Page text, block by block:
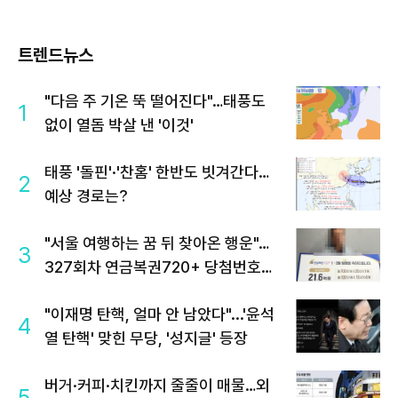
트렌드뉴스
1
"다음 주 기온 뚝 떨어진다"…태풍도
없이 열돔 박살 낸 '이것'
2
태풍 '돌핀'·'찬홈' 한반도 빗겨간다…
예상 경로는?
3
"서울 여행하는 꿈 뒤 찾아온 행운"…
327회차 연금복권720+ 당첨번호조
4
"이재명 탄핵, 얼마 안 남았다"...'윤석
열 탄핵' 맞힌 무당, '성지글' 등장
버거·커피·치킨까지 줄줄이 매물…외